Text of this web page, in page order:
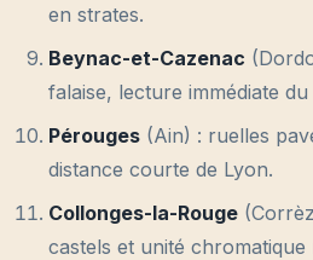
en strates.
Beynac-et-Cazenac
falaise, lecture immédiate du
Pérouges (Ain) : ruelles
distance courte de Lyon.
Collonges-la-Rouge
castels et unité chromatique